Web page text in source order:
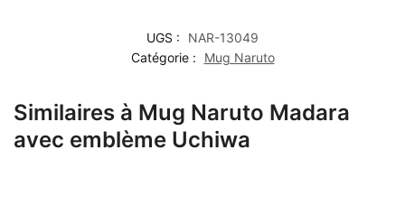
UGS :
NAR-13049
Catégorie :
Mug Naruto
Similaires à Mug Naruto Madara
avec emblème Uchiwa